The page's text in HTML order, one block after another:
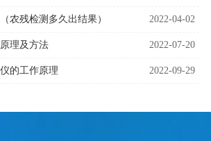
农残检测多久出结果） 2022-04-02
理及方法 2022-07-20
的工作原理 2022-09-29